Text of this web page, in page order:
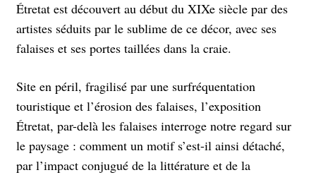
Étretat est découvert au début du XIXe siècle par des
artistes séduits par le sublime de ce décor, avec ses
falaises et ses portes taillées dans la craie.
Site en péril, fragilisé par une surfréquentation
touristique et l’érosion des falaises, l’exposition
Étretat, par-delà les falaises interroge notre regard sur
le paysage : comment un motif s’est-il ainsi détaché,
par l’impact conjugué de la littérature et de la